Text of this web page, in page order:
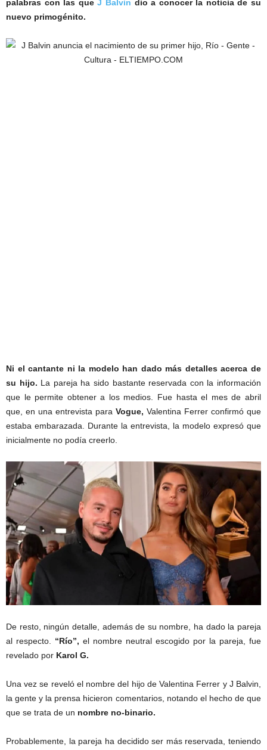
palabras con las queJ Balvin dio a conocer la noticia de su
nuevo primogénito.
Ni el cantante ni la modelo han dado más detalles acerca de
su hijo. La pareja ha sido bastante reservada con la información
que le permite obtener a los medios. Fue hasta el mes de abril
que, en una entrevista para Vogue, Valentina Ferrer confirmó que
estaba embarazada. Durante la entrevista, la modelo expresó que
inicialmente no podía creerlo.
De resto, ningún detalle, además de su nombre, ha dado la pareja
al respecto. “Río”, el nombre neutral escogido por la pareja, fue
revelado por Karol G.
Una vez se reveló el nombre del hijo de Valentina Ferrer y J Balvin,
la gente y la prensa hicieron comentarios, notando el hecho de que
que se trata de un nombre no-binario.
Probablemente, la pareja ha decidido ser más reservada, teniendo